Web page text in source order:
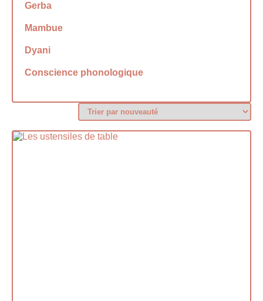
Gerba
Mambue
Dyani
Conscience phonologique